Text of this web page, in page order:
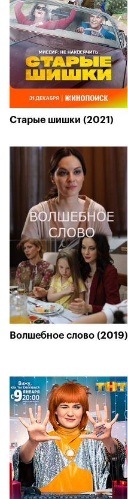
Старые шишки (2021)
Волшебное слово (2019)